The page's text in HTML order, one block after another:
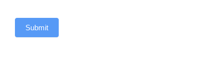
Submit